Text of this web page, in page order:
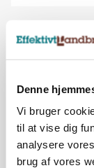
Denne
Vi bruger
til at vise dig
analysere
brug af vores